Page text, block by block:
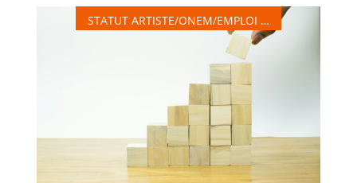
STATUT ARTISTE/ONEM/EMPLOI …